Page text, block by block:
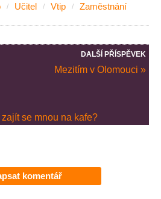
Učitel Vtip Zaměstnání
DALŠÍ PŘÍSPĚVEK
Mezitím v Olomouci »
se mnou na kafe?
komentář